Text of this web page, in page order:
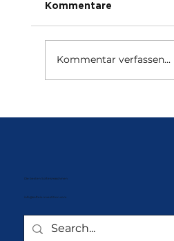
Kommentare
Kommentar verfassen...
Die besten Softeismaschinen
info@softeis-investition.com